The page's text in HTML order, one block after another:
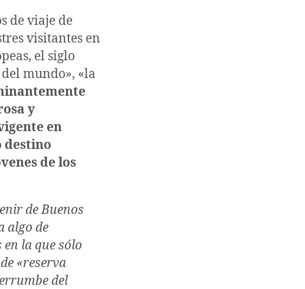
de viaje de
visitantes en
el siglo
mundo», «la
y
en
destino
de los
de Buenos
algo de
la que sólo
«reserva
del